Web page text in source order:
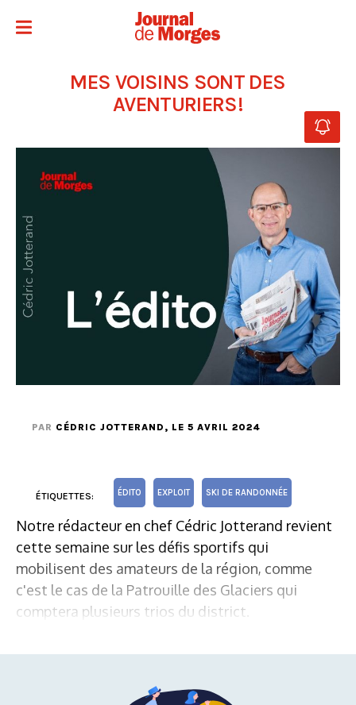
MES VOISINS SONT DES
AVENTURIERS!
PAR CÉDRIC JOTTERAND , LE 5 AVRIL 2024
ÉTIQUETTES: ÉDITO EXPLOIT SKI DE RANDONNÉE
Notre rédacteur en chef Cédric Jotterand revient
cette semaine sur les défis sportifs qui
mobilisent des amateurs de la région, comme
c'est le cas de la Patrouille des Glaciers qui
comptera plusieurs trios du district.